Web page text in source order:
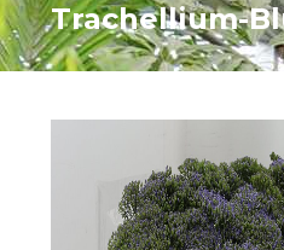
Trachellium-